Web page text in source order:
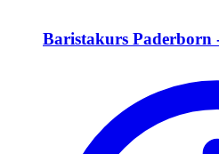
Baristakurs Paderborn